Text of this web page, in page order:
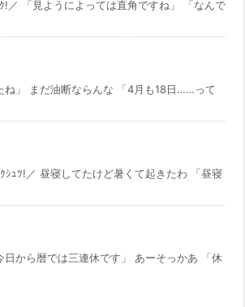
!／ 「見ようによっては直角ですね」 「なんで
ね」 まだ油断ならんな 「4月も18日……って
ｼｭﾂ!／ 昼寝してたけど暑くて起きたわ 「昼寝
日から暦では三連休です」 あーそっかあ 「休